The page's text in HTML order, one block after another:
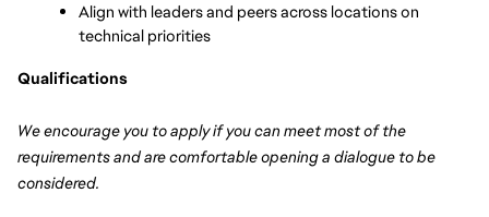
Align with leaders and peers across locations on
technical priorities
Qualifications
We encourage you to apply if you can meet most of the
requirements and are comfortable opening a dialogue to be
considered.